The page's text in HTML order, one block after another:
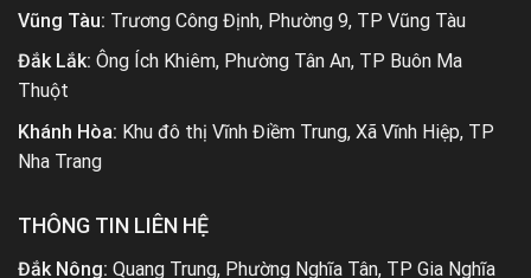
Vũng Tàu: Trương Công Định, Phường 9, TP Vũng Tàu
Đắk Lắk: Ông Ích Khiêm, Phường Tân An, TP Buôn Ma
Thuột
Khánh Hòa: Khu đô thị Vĩnh Điềm Trung, Xã Vĩnh Hiệp, TP
Nha Trang
THÔNG TIN LIÊN HỆ
Đắk Nông: Quang Trung, Phường Nghĩa Tân, TP Gia Nghĩa